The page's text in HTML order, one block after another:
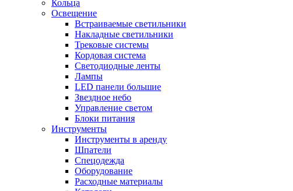
Кольца
Освещение
Встраиваемые светильники
Накладные светильники
Трековые системы
Кордовая система
Светодиодные ленты
Лампы
LED панели большие
Звездное небо
Управление светом
Блоки питания
Инструменты
Инструменты в аренду
Шпатели
Спецодежда
Оборудование
Расходные материалы